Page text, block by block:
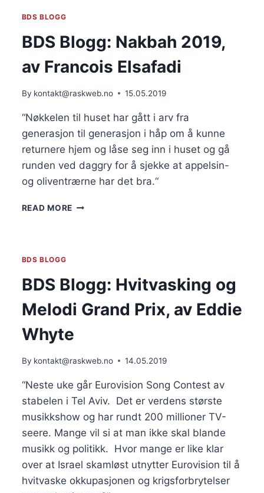
MARTHE
VALLE
BDS BLOGG
BDS Blogg: Nakbah 2019,
av Francois Elsafadi
By kontakt@raskweb.no 15.05.2019
“Nøkkelen til huset har gått i arv fra
generasjon til generasjon i håp om å kunne
returnere hjem og låse seg inn i huset og gå
runden ved daggry for å sjekke at appelsin-
og oliventrærne har det bra.“
READ MOREBDS
ELSAFADI
BDS BLOGG
BDS Blogg: Hvitvasking og
Melodi Grand Prix, av Eddie
Whyte
By kontakt@raskweb.no 14.05.2019
“Neste uke går Eurovision Song Contest av
stabelen i Tel Aviv.  Det er verdens største
musikkshow og har rundt 200 millioner TV-
seere. Mange vil si at man ikke skal blande
musikk og politikk.  Hvor mange er like klar
over at Israel skamløst utnytter Eurovision til å
hvitvaske okkupasjonen og krigsforbrytelser